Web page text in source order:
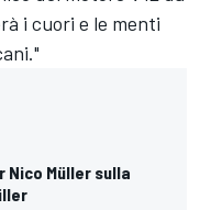
i cuori e le menti
Nico Müller sulla